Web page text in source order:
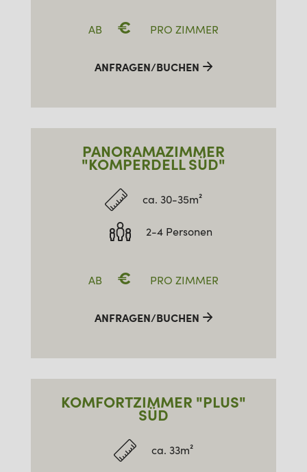
AB € PRO ZIMMER
ANFRAGEN/BUCHEN
PANORAMAZIMMER
"KOMPERDELL SÜD"
ca. 30-35m²
2-4 Personen
AB € PRO ZIMMER
ANFRAGEN/BUCHEN
KOMFORTZIMMER "PLUS"
SÜD
ca. 33m²